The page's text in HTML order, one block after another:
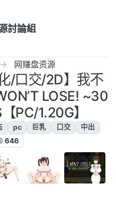
討論組
网赚盘资源
/口交/2D】我不
LOSE! ~30
PC/1.20G】
pc 巨乳 口交
中出
646